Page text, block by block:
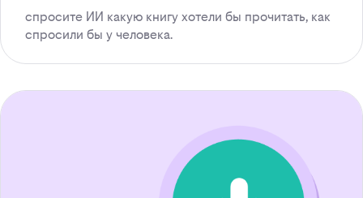
спросите ИИ какую книгу хотели бы прочитать, как
спросили бы у человека.